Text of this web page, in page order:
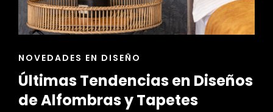
ENLACES
DE
LAS
CATEGORÍAS
NOVEDADES EN DISEÑO
Últimas Tendencias en Diseños
de Alfombras y Tapetes